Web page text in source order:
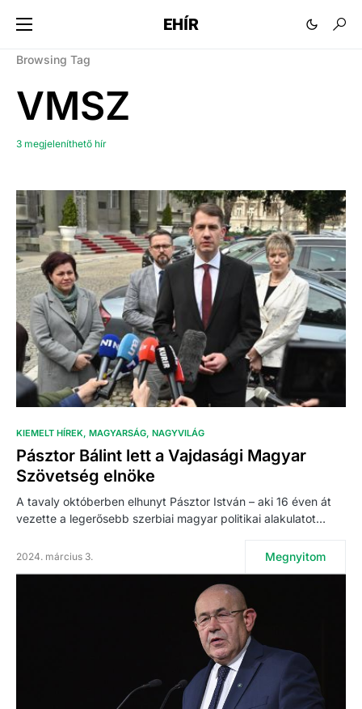
EHÍR
Browsing Tag
VMSZ
3 megjeleníthető hír
KIEMELT HÍREK MAGYARSÁG NAGYVILÁG
Pásztor Bálint lett a Vajdasági Magyar
Szövetség elnöke
A tavaly októberben elhunyt Pásztor István – aki 16 éven át
vezette a legerősebb szerbiai magyar politikai alakulatot…
2024. március 3. Megnyitom